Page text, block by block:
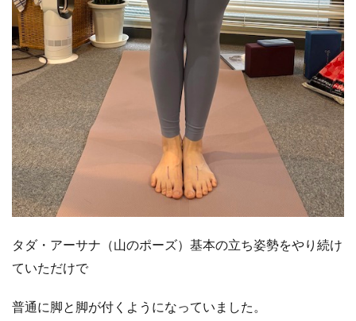
タダ・アーサナ（山のポーズ）基本の立ち姿勢をやり続け
ていただけで
普通に脚と脚が付くようになっていました。